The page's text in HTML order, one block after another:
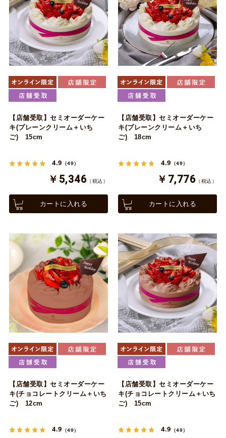
【店舗受取】セミオーダーケー
キ(プレーンクリーム＋いち
ご) 15cm
4.9 （49）
￥5,346 （税込）
カートに入れる
【店舗受取】セミオーダーケー
キ(プレーンクリーム＋いち
ご) 18cm
4.9 （49）
￥7,776 （税込）
カートに入れる
【店舗受取】セミオーダーケー
キ(チョコレートクリーム＋いち
ご) 12cm
4.9 （49）
【店舗受取】セミオーダーケー
キ(チョコレートクリーム＋いち
ご) 15cm
4.9 （49）